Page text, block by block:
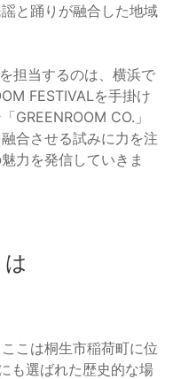
と踊りが融合した地域
担当するのは、横浜で
FESTIVALを手掛け
GREENROOM CO.」
合させる試みに力を注
力を発信していきま
こは桐生市稲荷町に位
も選ばれた歴史的な場